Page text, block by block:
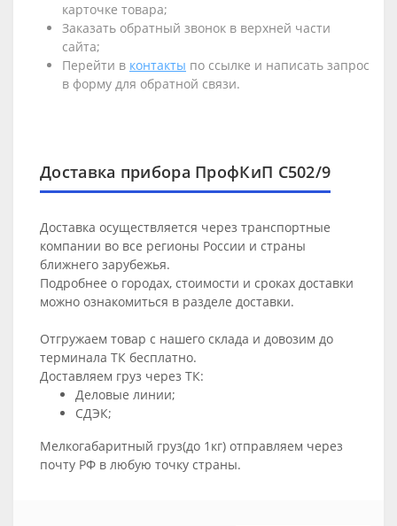
карточке товара;
Заказать обратный звонок в верхней части
сайта;
Перейти в контакты по ссылке и написать запрос
в форму для обратной связи.
Доставка прибора ПрофКиП С502/9
Доставка осуществляется через транспортные
компании во все регионы России и страны
ближнего зарубежья.
Подробнее о городах, стоимости и сроках доставки
можно ознакомиться в разделе доставки.
Отгружаем товар с нашего склада и довозим до
терминала ТК бесплатно.
Доставляем груз через ТК:
Деловые линии;
СДЭК;
Мелкогабаритный груз(до 1кг) отправляем через
почту РФ в любую точку страны.